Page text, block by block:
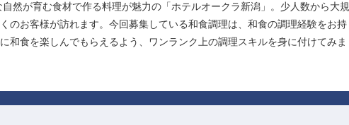
然が育む食材で作る料理が魅力の「ホテルオークラ新潟」。少人数から大規
のお客様が訪れます。今回募集している和食調理は、和食の調理経験をお持
和食を楽しんでもらえるよう、ワンランク上の調理スキルを身に付けてみま